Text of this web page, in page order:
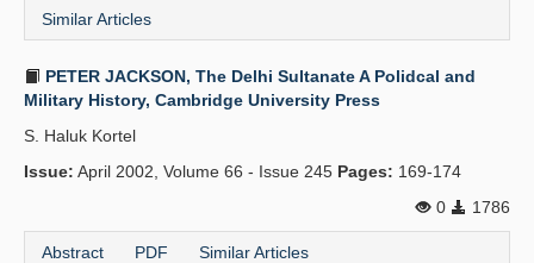
Similar Articles
PETER JACKSON, The Delhi Sultanate A Polidcal and
Military History, Cambridge University Press
S. Haluk Kortel
Issue: April 2002, Volume 66 - Issue 245 Pages: 169-174
0
1786
Abstract PDF Similar Articles